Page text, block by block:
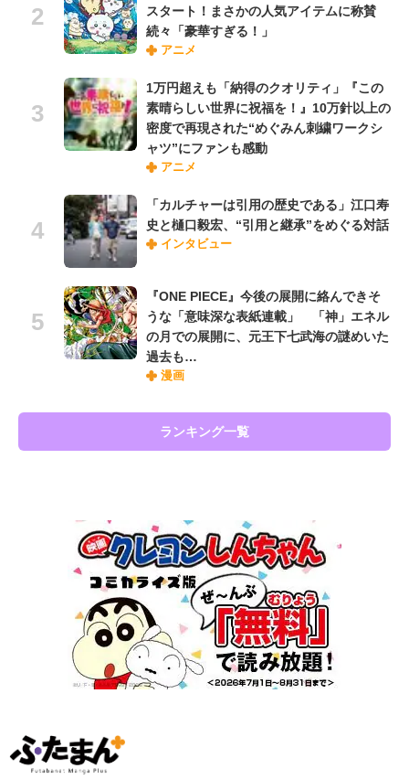
スタート！まさかの人気アイテムに称賛
続々「豪華すぎる！」
アニメ
1万円超えも「納得のクオリティ」『この
素晴らしい世界に祝福を！』10万針以上の
密度で再現された“めぐみん刺繍ワークシ
ャツ”にファンも感動
アニメ
「カルチャーは引用の歴史である」江口寿
史と樋口毅宏、“引用と継承”をめぐる対話
インタビュー
『ONE PIECE』今後の展開に絡んできそ
うな「意味深な表紙連載」 「神」エネル
の月での展開に、元王下七武海の謎めいた
過去も…
漫画
ランキング一覧